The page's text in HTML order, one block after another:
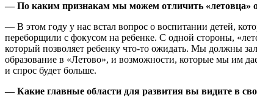
— По каким признакам мы можем отличить «летовца»
— В этом году у нас встал вопрос о воспитании детей,
переборщили с фокусом на ребенке. С одной стороны,
который позволяет ребенку что-то ожидать. Мы должны
образование в «Летово», и возможности, которые мы им
и спрос будет больше.
— Какие главные области для развития вы видите в